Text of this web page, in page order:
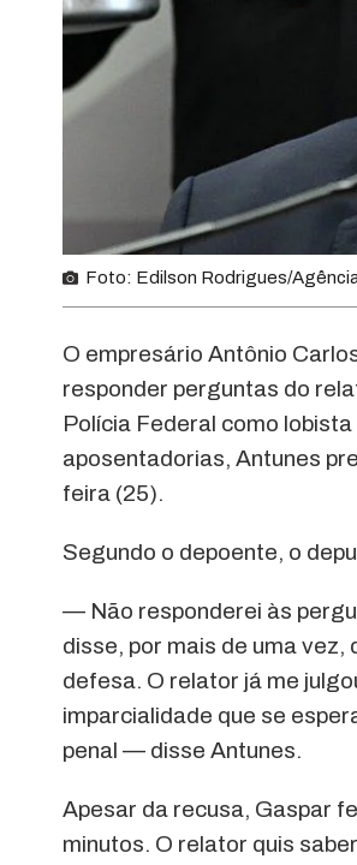
Foto: Edilson Rodrigues/
O empresário Antônio
responder perguntas do
Polícia Federal como
aposentadorias, Antunes
feira (25).
Segundo o depoente, o
— Não responderei às
disse, por mais de uma vez,
defesa. O relator já me
imparcialidade que se
penal — disse Antunes.
Apesar da recusa, Gaspar
minutos. O relator quis